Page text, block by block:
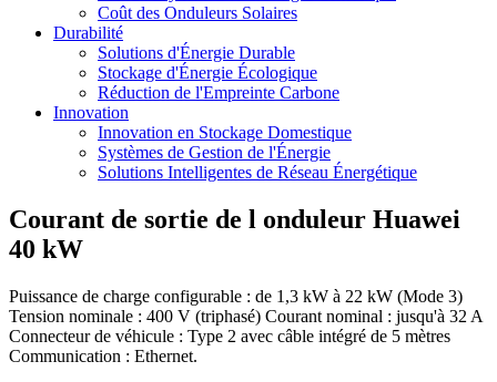
Coût des Onduleurs Solaires
Durabilité
Solutions d'Énergie Durable
Stockage d'Énergie Écologique
Réduction de l'Empreinte Carbone
Innovation
Innovation en Stockage Domestique
Systèmes de Gestion de l'Énergie
Solutions Intelligentes de Réseau Énergétique
Courant de sortie de l onduleur Huawei
40 kW
Puissance de charge configurable : de 1,3 kW à 22 kW (Mode 3)
Tension nominale : 400 V (triphasé) Courant nominal : jusqu'à 32 A
Connecteur de véhicule : Type 2 avec câble intégré de 5 mètres
Communication : Ethernet.